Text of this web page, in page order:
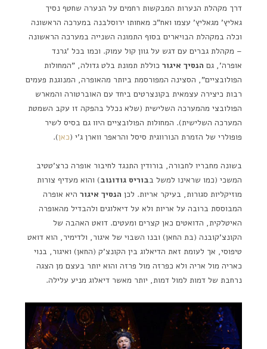
דרך מקהלת הנערות המבקשות רחמים על הנערה שחטף נסיך
גאליץ' מגאליץ' עצמו ואח"כ מאחותו ירוסלבנה במערכה הראשונה
וכלה במקהלת הבויארים בסוף התמונה השנייה במערכה הראשונה
– מקהלת גברים עם דגש על גוון קול עמוק. וכמו בכל 'גרנד
אופרה', גם הנסיך איגור כוללת תמונת בלט גדולה, "המחולות
הפולובציים", הסצינה המפורסמת ביותר מהאופרה, המנוגנת פעמים
רבות כיצירה עצמאית בקונצרטים ביחד עם האוברטורה והמארש
הפולובצי מהמערכה השלישית (שלא נכלל בהפקה זו עקב השמטת
המערכה השלישית). המחולות הפולובציים היוו גם בסיס לשיר
פופולרי של הזמרת הנורווגית סיסל והראפר ווארן ג'י (כאן).
בשונה מחבריו לחבורה, בורודין התנגד לחיבור אופרה כרצ'טטיב
המשכי (כמו שראינו למשל בבוריס גודונוב) והוא מעדיף צורות
מוזיקליות סגורות, בעיקר אריות. לכן הנסיך איגור היא אופרה
המבוססת ברובה על אריות ולא על דיאלוגים ולהבדיל מהאופרה
האיטלקית, הדואטים כאן קצרים ומעטים. דואט האהבה של
הקונצ'קובנה (בת החאן) ובנו השבוי של איגור, ולדימיר, הוא דואט
טיפוסי, אך לעומת זאת הדיאלוג בין הקונצ'ק (החאן) ואיגור, בנוי
כאריה מול אריה ולא כפרזה מול פרזה והוא יותר בעצם מן הצגה
נרחבת של דמות למול דמות, יותר מאשר דיאלוג מניע עלילה.